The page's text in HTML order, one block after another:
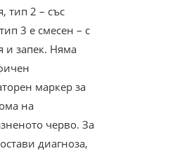
тип 2 – със
3 е смесен – с
и запек. Няма
маркер за
на
черво. За
диагноза,